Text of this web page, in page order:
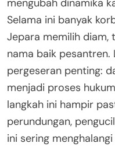
Selama ini banyak
Jepara memilih diam,
nama baik
pergeseran penting:
menjadi proses
langkah ini hampir
perundungan,
ini sering